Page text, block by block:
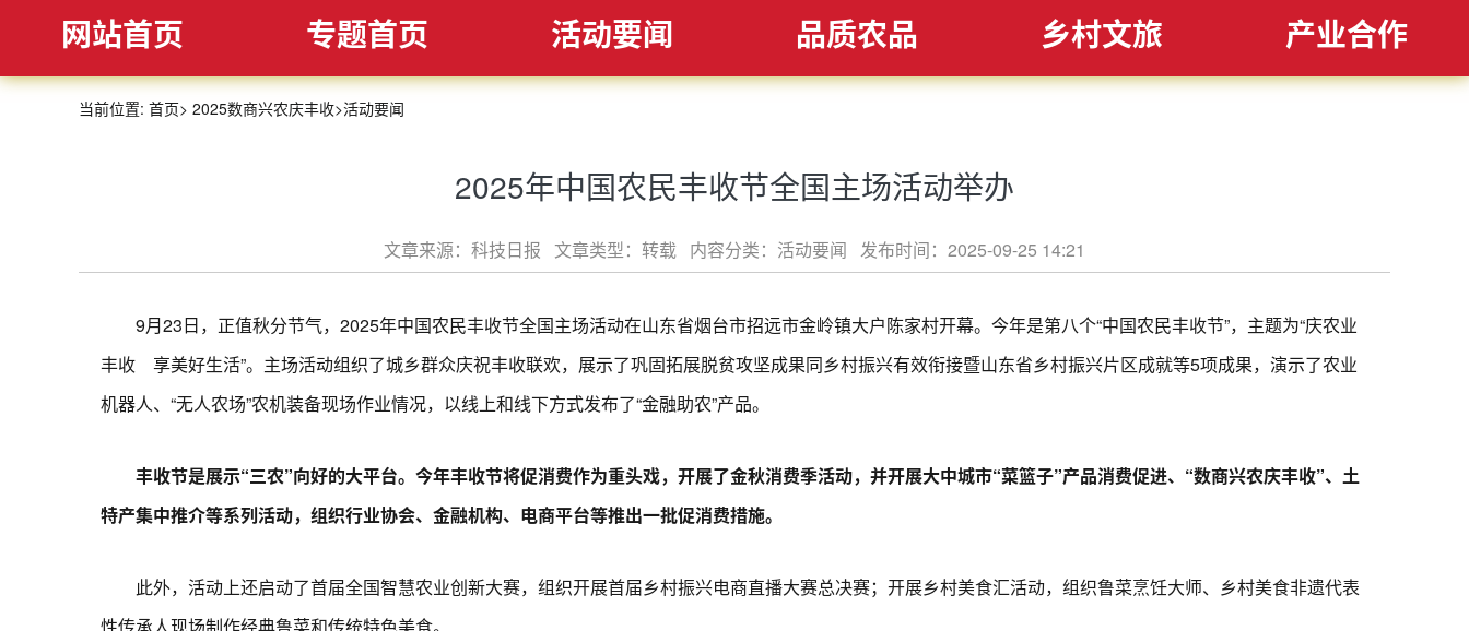
网站首页 专题首页 活动要闻 品质农品 乡村文旅 产业合作
当前位置: 首页> 2025数商兴农庆丰收>活动要闻
2025年中国农民丰收节全国主场活动举办
文章来源：科技日报 文章类型：转载 内容分类：活动要闻 发布时间：2025-09-25 14:21
9月23日，正值秋分节气，2025年中国农民丰收节全国主场活动在山东省烟台市招远市金岭镇大户陈家村开幕。今年是第八个“中国农民丰收节”，主题为“庆农业
丰收 享美好生活”。主场活动组织了城乡群众庆祝丰收联欢，展示了巩固拓展脱贫攻坚成果同乡村振兴有效衔接暨山东省乡村振兴片区成就等5项成果，演示了农业
机器人、“无人农场”农机装备现场作业情况，以线上和线下方式发布了“金融助农”产品。
丰收节是展示“三农”向好的大平台。今年丰收节将促消费作为重头戏，开展了金秋消费季活动，并开展大中城市“菜篮子”产品消费促进、“数商兴农庆丰收”、土
特产集中推介等系列活动，组织行业协会、金融机构、电商平台等推出一批促消费措施。
此外，活动上还启动了首届全国智慧农业创新大赛，组织开展首届乡村振兴电商直播大赛总决赛；开展乡村美食汇活动，组织鲁菜烹饪大师、乡村美食非遗代表